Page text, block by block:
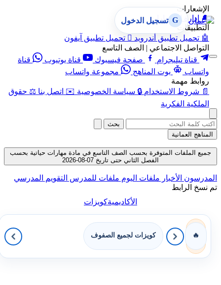
الإشعارات
🔔 إدارة الإشعارات
التطبيقات
🤖 تحميل تطبيق أندرويد  تحميل تطبيق آيفون
التواصل الاجتماعي | الصف التاسع
قناة تيليجرام
صفحة فيسبوك قناة يوتيوب
قناة
واتساب
بوت المناهج
مجموعة واتساب
روابط مهمة
📄 شروط الاستخدام 🔒 سياسة الخصوصية ✉️ اتصل بنا ⚖️ حقوق
الملكية الفكرية
G تسجيل الدخول
بحث
المناهج العمانية
جميع الملفات المتوفرة بحسب الصف التاسع في مادة مهارات حياتية بحسب
الفصل الثاني حتى تاريخ 07-08-2026
المدرسون الأخبار ملفات اليوم ملفات للمدرس التقويم المدرسي
تم نسخ الرابط
الأكاديميةكويزات
🔥 كويزات لجميع الصفوف